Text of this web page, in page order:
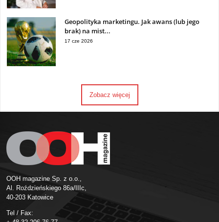
Geopolityka marketingu. Jak awans (lub jego
brak) na mist...
17 cze 2026
Zobacz więcej
OOH magazine Sp. z o.o.,
Al. Roździeńskiego 86a/IIIc,
40-203 Katowice
Tel / Fax: